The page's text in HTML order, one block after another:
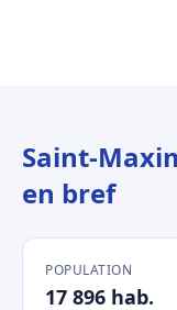
Saint-
en bref
POPULATION
17 896 hab.